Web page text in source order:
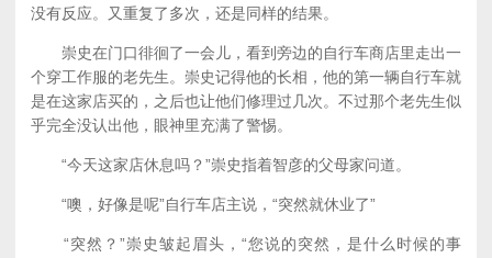
没有反应。又重复了多次，还是同样的结果。
崇史在门口徘徊了一会儿，看到旁边的自行车商店里走出一
个穿工作服的老先生。崇史记得他的长相，他的第一辆自行车就
是在这家店买的，之后也让他们修理过几次。不过那个老先生似
乎完全没认出他，眼神里充满了警惕。
“今天这家店休息吗？”崇史指着智彦的父母家问道。
“噢，好像是呢”自行车店主说，“突然就休业了”
“突然？”崇史皱起眉头，“您说的突然，是什么时候的事